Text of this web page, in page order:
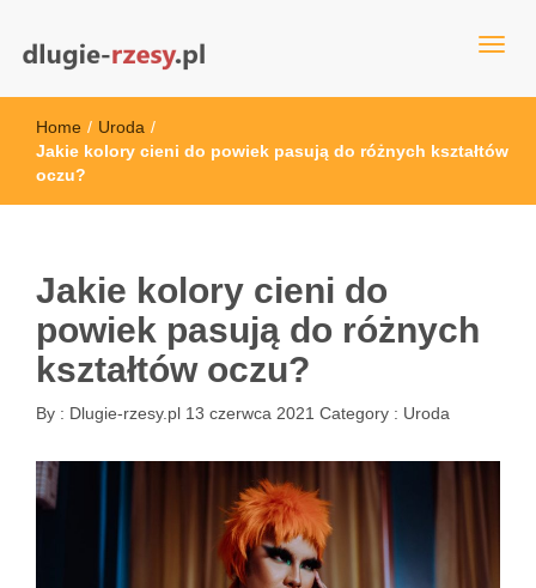
dlugie-rzesy.pl
Home / Uroda /
Jakie kolory cieni do powiek pasują do różnych kształtów
oczu?
Jakie kolory cieni do
powiek pasują do różnych
kształtów oczu?
By : Dlugie-rzesy.pl 13 czerwca 2021 Category : Uroda